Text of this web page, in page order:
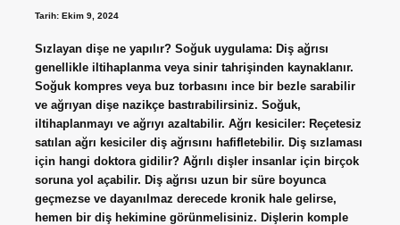
Tarih: Ekim 9, 2024
Sızlayan dişe ne yapılır? Soğuk uygulama: Diş ağrısı
genellikle iltihaplanma veya sinir tahrişinden kaynaklanır.
Soğuk kompres veya buz torbasını ince bir bezle sarabilir
ve ağrıyan dişe nazikçe bastırabilirsiniz. Soğuk,
iltihaplanmayı ve ağrıyı azaltabilir. Ağrı kesiciler: Reçetesiz
satılan ağrı kesiciler diş ağrısını hafifletebilir. Diş sızlaması
için hangi doktora gidilir? Ağrılı dişler insanlar için birçok
soruna yol açabilir. Diş ağrısı uzun bir süre boyunca
geçmezse ve dayanılmaz derecede kronik hale gelirse,
hemen bir diş hekimine görünmelisiniz. Dişlerin komple